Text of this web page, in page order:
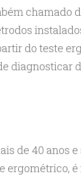
chamado
do teste
diagnosticar
de 40 anos e
ergométrico,